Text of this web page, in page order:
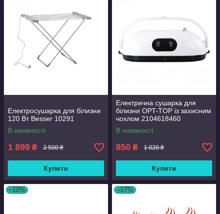
Електросушарка для білизни
120 Вт Besser 10291
В наявності
1 899 ₴ 2 500 ₴
Купити
Електрична сушарка для
білизни OPT-TOP із захисним
чохлом 2104618460
В наявності
850 ₴ 1 020 ₴
Купити
–10% –17%